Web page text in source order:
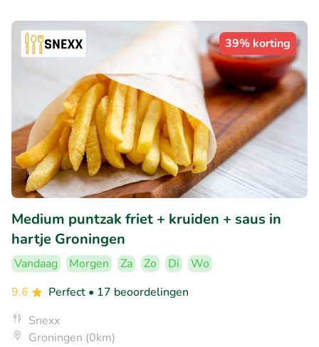
39% korting
Medium puntzak friet + kruiden + saus in
hartje Groningen
Vandaag Morgen Za Zo Di
Wo
9.6
Perfect • 17 beoordelingen
Snexx
Groningen (0km)